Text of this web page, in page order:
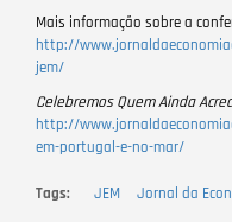
Mais informação sobre a
http://
jem/
Celebremos Quem Ainda
http://
em-portugal-e-no-mar/
Tags JEM Jornal da